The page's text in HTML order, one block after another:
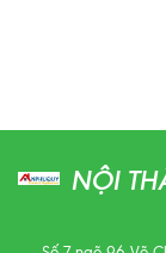
NỘI